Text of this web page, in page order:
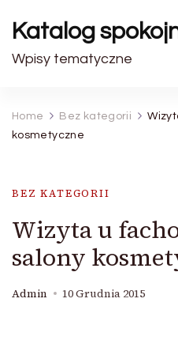
Katalog
Wpisy tematyczne
Home Bez kategorii
kosmetyczne
BEZ KATEGORII
Wizyta u
salony
Admin 10 Grudnia 2015